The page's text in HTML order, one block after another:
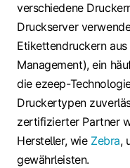
verschiedene
Druckserver
Etikettendruckern
Management), ein
die ezeep-
Druckertypen
zertifizierter Partner
Hersteller, wie Zebra,
gewährleisten.